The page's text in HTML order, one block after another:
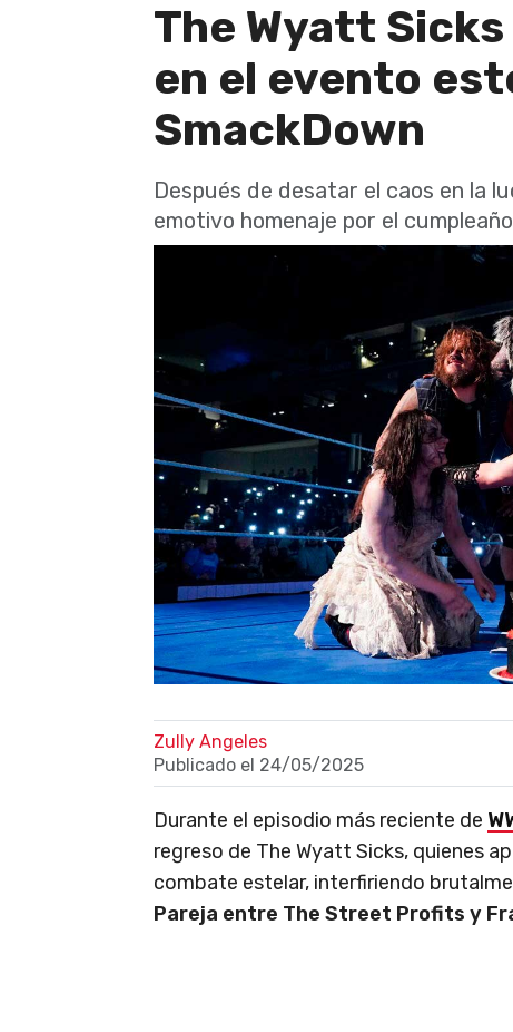
The Wyatt
en el evento
SmackDown
Después de desatar el caos en la
emotivo homenaje por el
Zully Angeles
Publicado el 24/05/2025
Durante el episodio más reciente de
regreso de The Wyatt Sicks, quienes
combate estelar, interfiriendo
Pareja entre The Street Profits y